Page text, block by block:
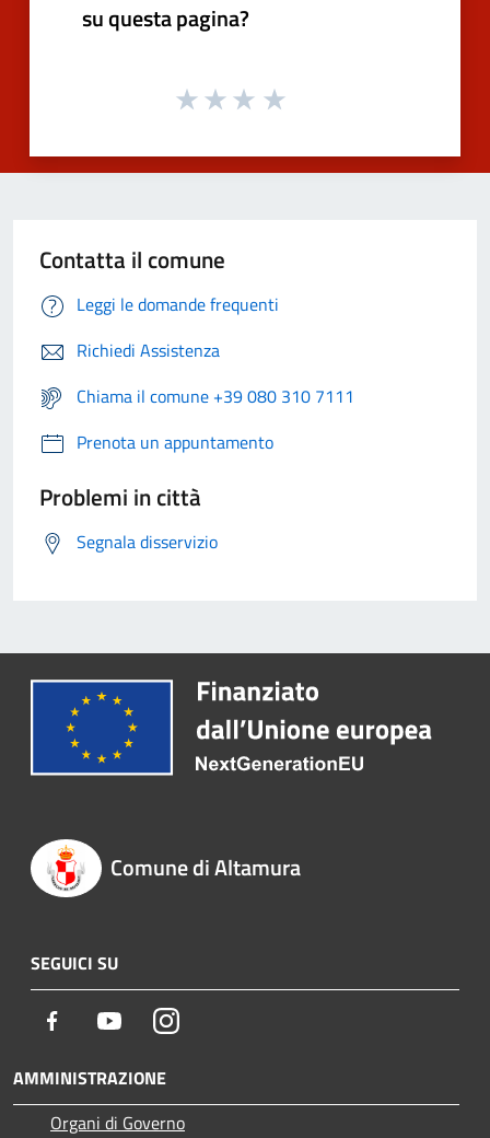
su questa pagina?
Contatta il comune
Leggi le domande frequenti
Richiedi Assistenza
Chiama il comune +39 080 310 7111
Prenota un appuntamento
Problemi in città
Segnala disservizio
Comune di Altamura
SEGUICI SU
Facebook YoutubeInstagram
AMMINISTRAZIONE
Organi di Governo